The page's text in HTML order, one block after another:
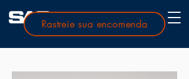
Rastreie sua encomenda